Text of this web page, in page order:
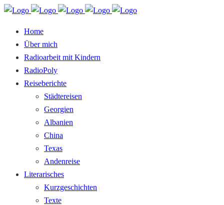
Home
Über mich
Radioarbeit mit Kindern
RadioPoly
Reiseberichte
Städtereisen
Georgien
Albanien
China
Texas
Andenreise
Literarisches
Kurzgeschichten
Texte